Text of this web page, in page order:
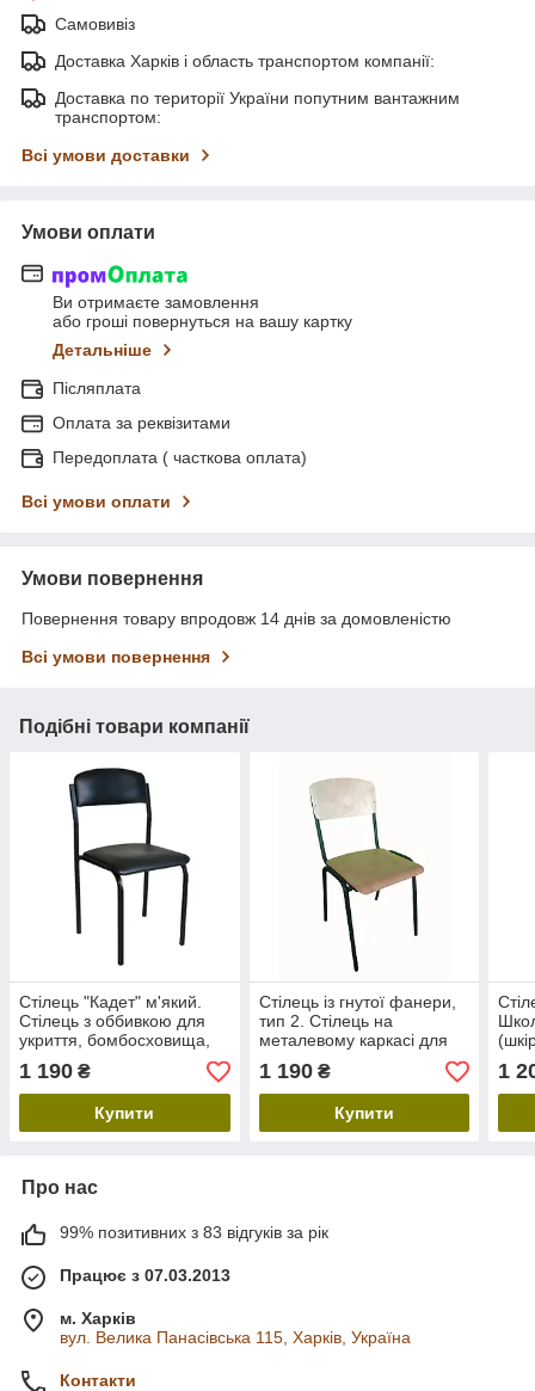
Самовивіз
Доставка Харків і область транспортом компанії:
Доставка по території України попутним вантажним
транспортом:
Всі умови доставки
Умови оплати
Ви отримаєте замовлення
або гроші повернуться на вашу картку
Детальніше
Післяплата
Оплата за реквізитами
Передоплата ( часткова оплата)
Всі умови оплати
Умови повернення
Повернення товару впродовж 14 днів за домовленістю
Всі умови повернення
Подібні товари компанії
Стілець "Кадет" м'який.
Стілець з оббивкою для
укриття, бомбосховища,
приймальні
1 190 ₴
Купити
Стілець із гнутої фанери,
тип 2. Стілець на
металевому каркасі для
дому, укриття,
бомбосховища
1 190₴
Купити
зал,
1
Про нас
99% позитивних з 83 відгуків за рік
Працює з 07.03.2013
м. Харків
вул. Велика Панасівська 115, Харків, Україна
Контакти